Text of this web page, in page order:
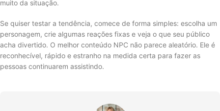
muito da situação.
Se quiser testar a tendência, comece de forma simples: escolha um
personagem, crie algumas reações fixas e veja o que seu público
acha divertido. O melhor conteúdo NPC não parece aleatório. Ele é
reconhecível, rápido e estranho na medida certa para fazer as
pessoas continuarem assistindo.